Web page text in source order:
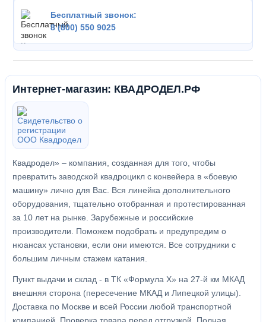
Бесплатный звонок:
8 (800) 550 9025
Интернет-магазин: КВАДРОДЕЛ.РФ
Квадродел» – компания, созданная для того, чтобы
превратить заводской квадроцикл с конвейера в «боевую
машину» лично для Вас. Вся линейка дополнительного
оборудования, тщательно отобранная и протестированная
за 10 лет на рынке. Зарубежные и российские
производители. Поможем подобрать и предупредим о
нюансах установки, если они имеются. Все сотрудники с
большим личным стажем катания.
Пункт выдачи и склад - в ТК «Формула X» на 27-й км МКАД
внешняя сторона (пересечение МКАД и Липецкой улицы).
Доставка по Москве и всей России любой транспортной